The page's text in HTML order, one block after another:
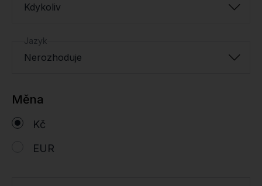
Kdykoliv
Jazyk
Nerozhoduje
Měna
Kč
EUR